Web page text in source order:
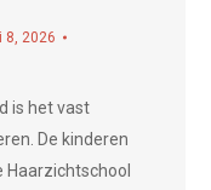
8, 2026
is het vast
De kinderen
Haarzichtschool